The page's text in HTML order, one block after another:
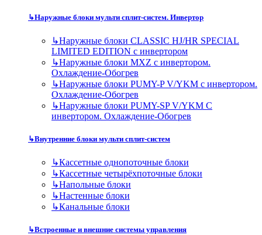
↳Наружные блоки мульти сплит-систем. Инвертор
↳Наружные блоки CLASSIC HJ/HR SPECIAL
LIMITED EDITION с инвертором
↳Наружные блоки MXZ с инвертором.
Охлаждение-Обогрев
↳Наружные блоки PUMY-P V/YKM с инвертором.
Охлаждение-Обогрев
↳Наружные блоки PUMY-SP V/YKM С
инвертором. Охлаждение-Обогрев
↳Внутренние блоки мульти сплит-систем
↳Кассетные однопоточные блоки
↳Кассетные четырёхпоточные блоки
↳Напольные блоки
↳Настенные блоки
↳Канальные блоки
↳Встроенные и внешние системы управления